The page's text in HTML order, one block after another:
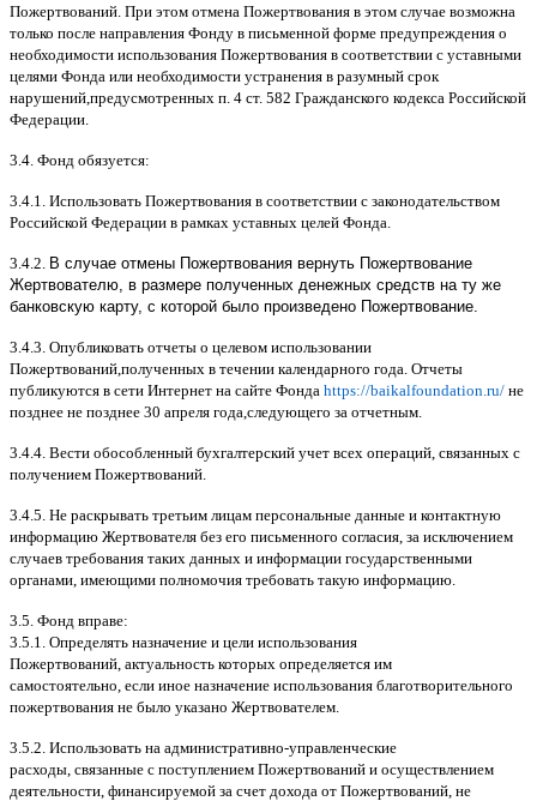
Пожертвований При этом отмена Пожертвования в этом случае возможна
только после направления Фонду в письменной форме предупреждения о
необходимости использования Пожертвования в соответствии с уставными
целями Фонда или необходимости устранения в разумный срок
нарушений предусмотренных п . 4 ст. 582 Гражданского кодекса Российской
Федерации
3.4. Фонд обязуется:
3.4.1. Использовать Пожертвования в соответствии с законодательством
Российской Федерации в рамках уставных целей Фонда
3.4.2. В случае отмены Пожертвования вернуть Пожертвование
Жертвователю, в размере полученных денежных средств на ту же
банковскую карту, с которой было произведено Пожертвование.
3.4.3. Опубликовать отчеты о целевом использовании
Пожертвований полученных в течении календарного года Отчеты
публикуются в сети Интернет на сайте Фонда https://baikalfoundation.ru/ не
позднее не позднее 30 апреля года следующего за отчетным
3.4.4. Вести обособленный бухгалтерский учет всех операций связанных с
получением Пожертвований
3.4.5. Не раскрывать третьим лицам персональные данные и контактную
информацию Жертвователя без его письменного согласия за исключением
случаев требования таких данных и информации государственными
органами имеющими полномочия требовать такую информацию
3.5. Фонд вправе:
3.5.1. Определять назначение и цели использования
Пожертвований актуальность которых определяется им
самостоятельно если иное назначение использования благотворительного
пожертвования не было указано Жертвователем
3.5.2. Использовать на административно-управленческие
расходы связанные с поступлением Пожертвований и осуществлением
деятельности финансируемой за счет дохода от Пожертвований не